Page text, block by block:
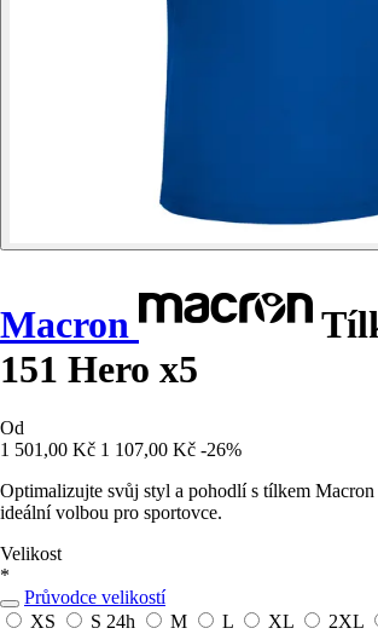
Macron
151 Hero x5
Od
1 501,00 Kč 1 107,00 Kč -26%
Optimalizujte svůj styl a pohodlí s tílkem
ideální volbou pro sportovce.
Velikost
*
Průvodce velikostí
XS
S 24h M L XL 2XL